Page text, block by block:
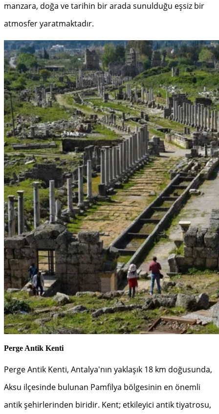
manzara, doğa ve tarihin bir arada sunulduğu eşsiz bir
atmosfer yaratmaktadır.
Perge Antik Kenti
Perge Antik Kenti, Antalya'nın yaklaşık 18 km doğusunda,
Aksu ilçesinde bulunan Pamfilya bölgesinin en önemli
antik şehirlerinden biridir. Kent; etkileyici antik tiyatrosu,